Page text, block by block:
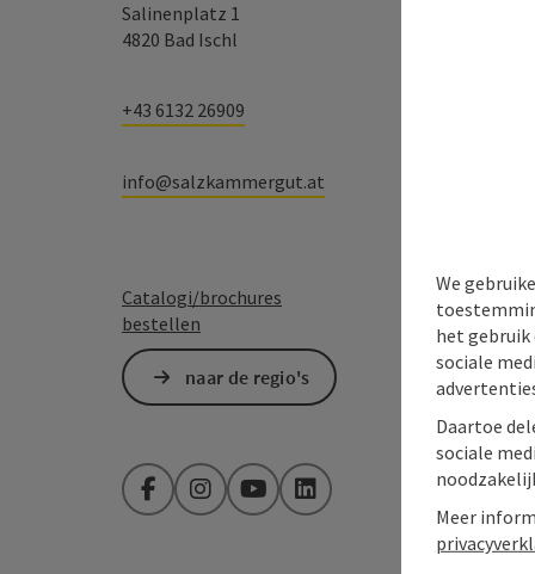
Salinenplatz 1
4820 Bad Ischl
+43 6132 26909
info@salzkammergut.at
Catalogi/brochures
bestellen
naar de regio's
FacebookInstagramYouTubeLinkedIn
We
het gebruik
sociale
Daartoe
sociale
Meer